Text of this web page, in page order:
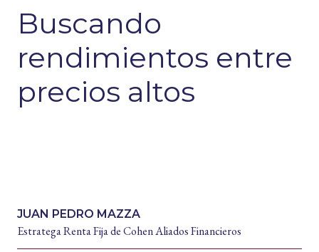
Buscando
rendimientos entre
precios altos
JUAN PEDRO MAZZA
Estratega Renta Fija de Cohen Aliados Financieros